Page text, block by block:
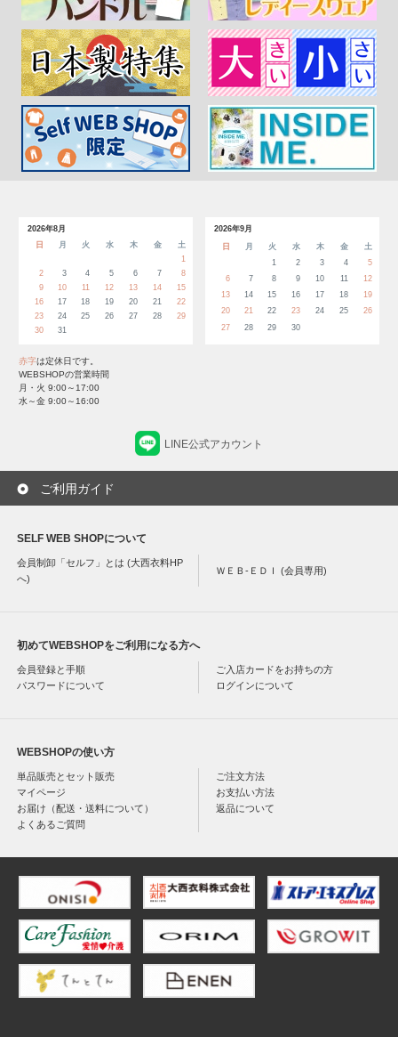
2026年8月
日
月 火 水 木 金
土
1
2
3 4 5 6 7
8
9
10 11 12 13 14
15
16
17 18 19 20 21
22
23
24 25 26 27 28
29
30
31
2026年9月
日
月 火 水 木 金
土
1
2 3 4
5
6
7 8 9 10 11
12
13
14 15 16 17 18
19
20
21 22 23 24 25
26
27
28 29 30
赤字は定休日です。
WEBSHOPの営業時間
月・火 9:00～17:00
水～金 9:00～16:00
LINE公式アカウント
ご利用ガイド
SELF WEB SHOPについて
会員制卸「セルフ」とは (大西衣料HP
へ)
ＷＥＢ-ＥＤＩ (会員専用)
初めてWEBSHOPをご利用になる方へ
会員登録と手順
ご入店カードをお持ちの方
パスワードについて
ログインについて
WEBSHOPの使い方
単品販売とセット販売
ご注文方法
マイページ
お支払い方法
お届け（配送・送料について）
返品について
よくあるご質問